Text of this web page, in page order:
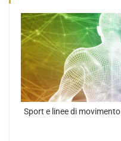
Sport e linee di movimento